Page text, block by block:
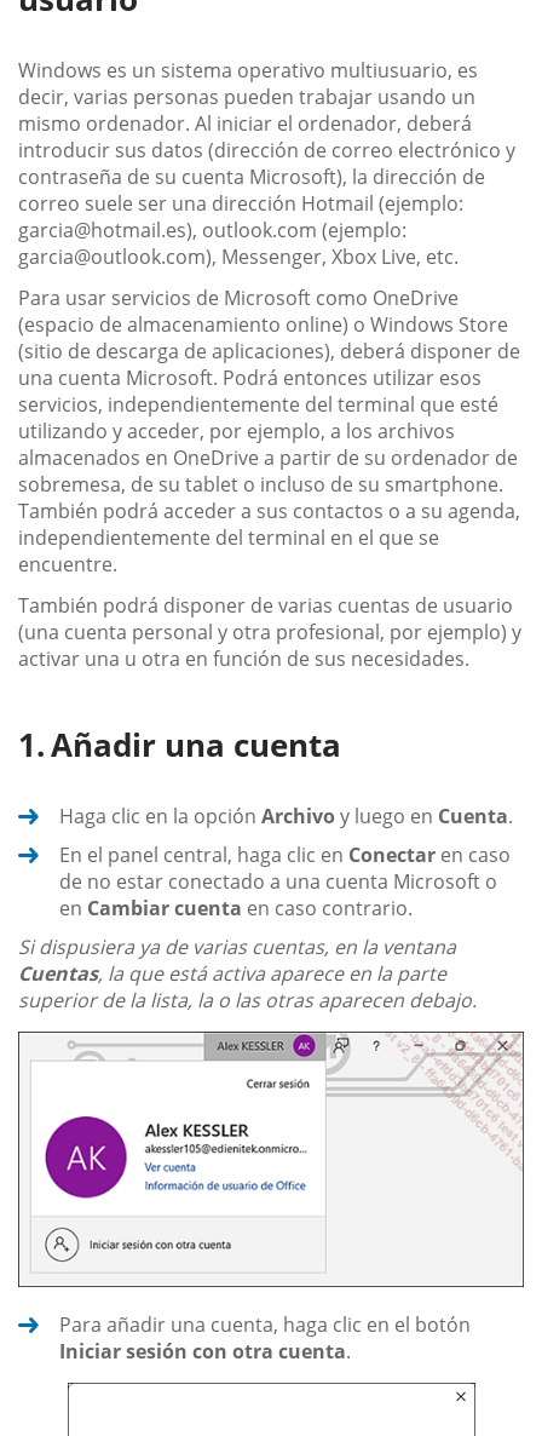
Windows es un sistema operativo multiusuario, es
decir, varias personas pueden trabajar usando un
mismo ordenador. Al iniciar el ordenador, deberá
introducir sus datos (dirección de correo electrónico y
contraseña de su cuenta Microsoft), la dirección de
correo suele ser una dirección Hotmail (ejemplo:
garcia@hotmail.es), outlook.com (ejemplo:
garcia@outlook.com), Messenger, Xbox Live, etc.
Para usar servicios de Microsoft como OneDrive
(espacio de almacenamiento online) o Windows Store
(sitio de descarga de aplicaciones), deberá disponer de
una cuenta Microsoft. Podrá entonces utilizar esos
servicios, independientemente del terminal que esté
utilizando y acceder, por ejemplo, a los archivos
almacenados en OneDrive a partir de su ordenador de
sobremesa, de su tablet o incluso de su smartphone.
También podrá acceder a sus contactos o a su agenda,
independientemente del terminal en el que se
encuentre.
También podrá disponer de varias cuentas de usuario
(una cuenta personal y otra profesional, por ejemplo) y
activar una u otra en función de sus necesidades.
Añadir una cuenta
Haga clic en la opción Archivoy luego en Cuenta.
En el panel central, haga clic en Conectar en caso
de no estar conectado a una cuenta Microsoft o
en Cambiar cuenta en caso contrario.
Si dispusiera ya de varias cuentas, en la ventana
Cuentas, la que está activa aparece en la parte
superior de la lista, la o las otras aparecen debajo.
Para añadir una cuenta, haga clic en el botón
Iniciar sesión con otra cuenta.